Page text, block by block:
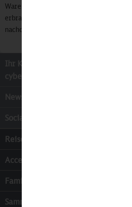
Waren wieder zurückerhalten haben
erbracht haben, dass Sie die Waren
nachdem, welches der frühere Zeitpunkt
Ihr Kontakt zur
cyber-Wear Heidelberg GmbH
Newsletter
Socialmedia
Reisen
Accessoires
Familie & Kinder
Sammeln